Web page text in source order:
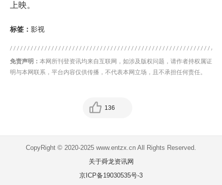
上映。
标签： 影视
免责声明： 本网所刊登资讯均来自互联网，如涉及版权问题，请作者持权属证
明与本网联系，平台内容仅供传播，不代表本网立场，且不承担任何责任。
136
CopyRight © 2020-2025 www.entzx.cn All Rights Reserved.
关于舜龙资讯网
京ICP备19030535号-3